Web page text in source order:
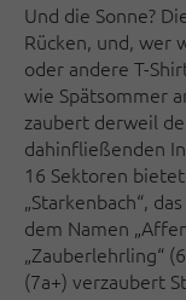
Und die Sonne?
Rücken, und, wer
oder andere T-
wie Spätsommer
zaubert derweil
dahinfließenden
16 Sektoren
„Starkenbach“,
dem Namen
„Zauberlehrling“
(7a+) verzaubert